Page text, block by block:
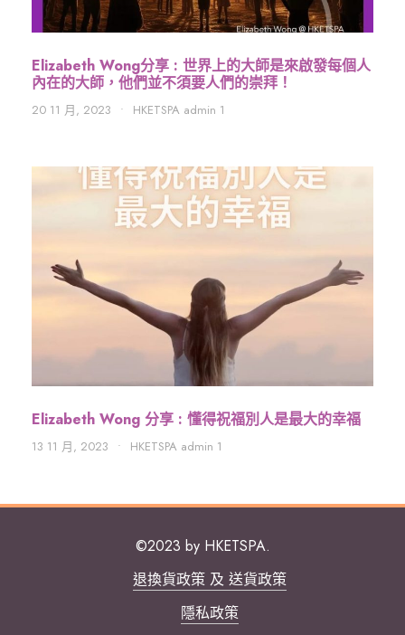
Elizabeth Wong分享 : 世界上的大師是來啟發每個人
內在的大師，他們並不須要人們的崇拜！
20 11 月, 2023 • HKETSPA admin 1
Elizabeth Wong 分享 : 懂得祝福別人是最大的幸福
13 11 月, 2023 • HKETSPA admin 1
©2023 by HKETSPA.
退換貨政策 及 送貨政策
隱私政策